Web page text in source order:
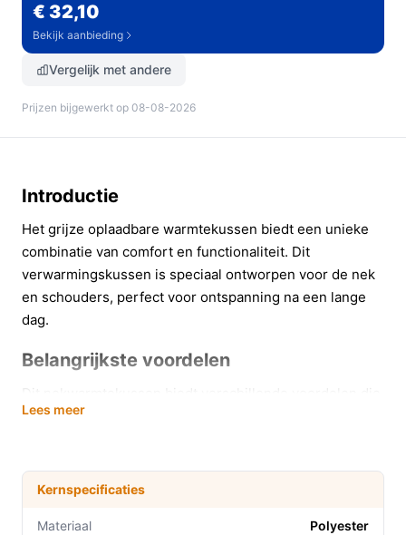
€ 32,10
Bekijk aanbieding
Vergelijk met andere
Prijzen bijgewerkt op 08-08-2026
Introductie
Het grijze oplaadbare warmtekussen biedt een unieke
combinatie van comfort en functionaliteit. Dit
verwarmingskussen is speciaal ontworpen voor de nek
en schouders, perfect voor ontspanning na een lange
dag.
Belangrijkste voordelen
direct bijdragen aan uw welzijn en comfort:
aangepaste warmte, zodat u altijd de perfecte
temperatuur kunt kiezen.
USB-aangedreven, waardoor u het kussen
Lees meer
Kernspecificaties
Materiaal Polyester